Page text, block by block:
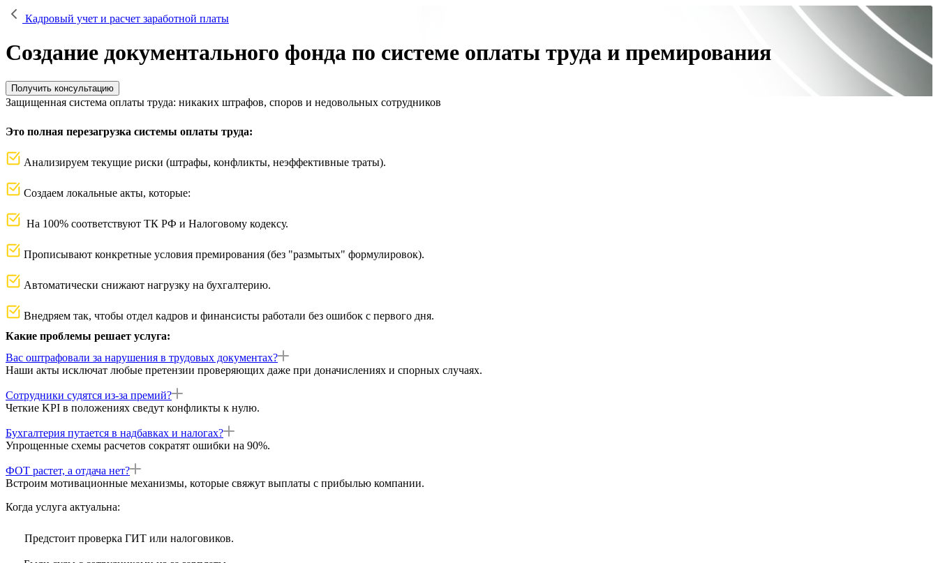
Кадровый учет и расчет заработной платы
Создание документального фонда по системе оплаты труда и премирования
Получить консультацию
Защищенная система оплаты труда: никаких штрафов, споров и недовольных сотрудников
Это полная перезагрузка системы оплаты труда:
Анализируем текущие риски (штрафы, конфликты, неэффективные траты).
Создаем локальные акты, которые:
На 100% соответствуют ТК РФ и Налоговому кодексу.
Прописывают конкретные условия премирования (без "размытых" формулировок).
Автоматически снижают нагрузку на бухгалтерию.
Внедряем так, чтобы отдел кадров и финансисты работали без ошибок с первого дня.
Какие проблемы решает услуга:
Вас оштрафовали за нарушения в трудовых документах?
Наши акты исключат любые претензии проверяющих даже при доначислениях и спорных случаях.
Сотрудники судятся из-за премий?
Четкие KPI в положениях сведут конфликты к нулю.
Бухгалтерия путается в надбавках и налогах?
Упрощенные схемы расчетов сократят ошибки на 90%.
ФОТ растет, а отдача нет?
Встроим мотивационные механизмы, которые свяжут выплаты с прибылью компании.
Когда услуга актуальна:
Предстоит проверка ГИТ или налоговиков.